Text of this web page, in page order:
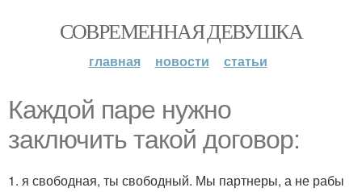
СОВРЕМЕННАЯ ДЕВУШКА
главная новости статьи
Каждой паре нужно
заключить такой договор:
1. я свободная, ты свободный. Мы партнеры, а не рабы